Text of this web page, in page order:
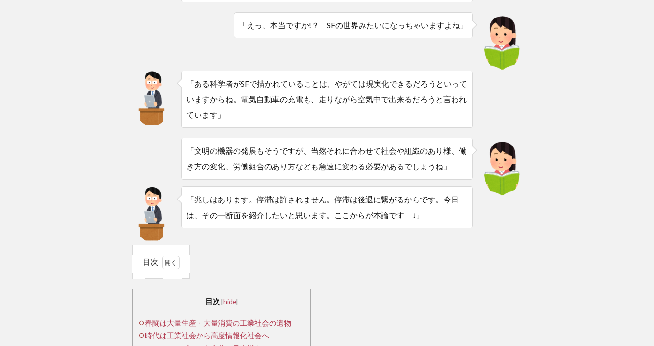
「えっ、本当ですか!？ SFの世界みたいになっちゃいますよね」
「ある科学者がSFで描かれていることは、やがては現実化できるだろうといって
いますからね。電気自動車の充電も、走りながら空気中で出来るだろうと言われ
ています」
「文明の機器の発展もそうですが、当然それに合わせて社会や組織のあり様、働
き方の変化、労働組合のあり方なども急速に変わる必要があるでしょうね」
「兆しはあります。停滞は許されません。停滞は後退に繋がるからです。今日
は、その一断面を紹介したいと思います。ここからが本論です ↓」
目次
春
生
産・
目次 [hide]
春闘は大量生産・大量消費の工業社会の遺物
時代は工業社会から高度情報化社会へ